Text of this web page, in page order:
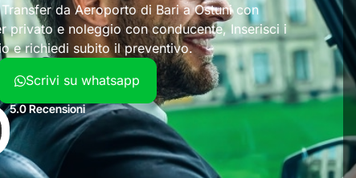
da Aeroporto di Bari a Ostuni con
privato e noleggio con conducente, Inserisci i
e richiedi subito il preventivo.
Scrivi su whatsapp
5.0 Recensioni